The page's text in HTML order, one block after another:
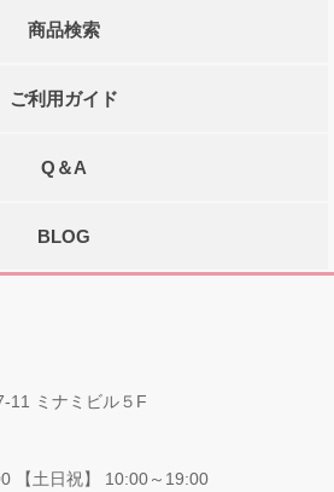
商品検索
ご利用ガイド
Q＆A
BLOG
11 ミナミビル５F
【土日祝】 10:00～19:00